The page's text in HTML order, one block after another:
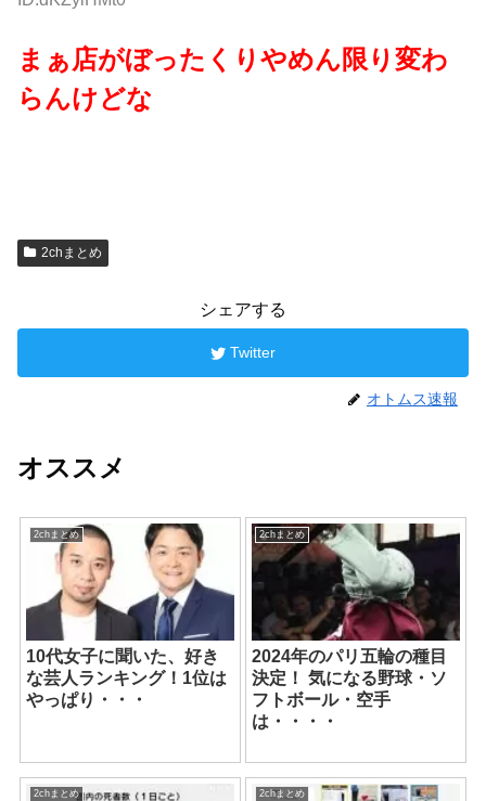
まぁ店がぼったくりやめん限り変わ
らんけどな
2chまとめ
シェアする
Twitter
オトムス速報
オススメ
2chまとめ
10代女子に聞いた、好き
な芸人ランキング！1位は
やっぱり・・・
2chまとめ
2024年のパリ五輪の種目
決定！ 気になる野球・ソ
フトボール・空手
は・・・・
2chまとめ 2chまとめ